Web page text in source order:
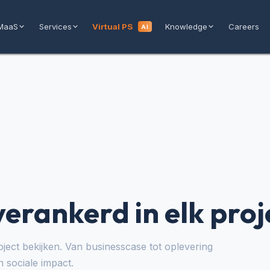
Services Virtual PS AI Knowledge Careers
in elk
bekijken. Van businesscase tot oplevering
sociale impact.